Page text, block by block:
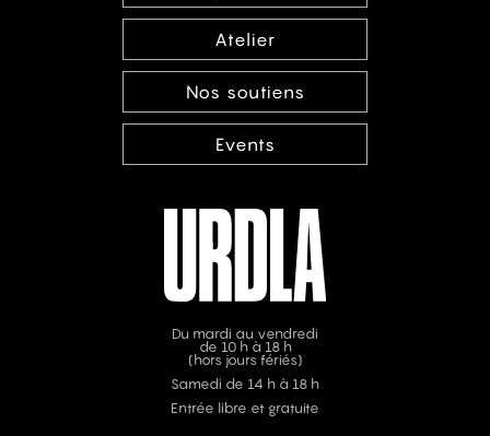
Atelier
Nos soutiens
Events
Du mardi au vendredi
de 10 h à 18 h
(hors jours fériés)
Samedi de 14 h à 18 h
Entrée libre et gratuite